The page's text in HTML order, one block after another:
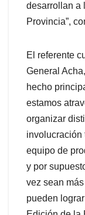
desarrollan a
Provincia”,
El referente
General
hecho
estamos
organizar
involucración
equipo de
y por
vez sean
pueden